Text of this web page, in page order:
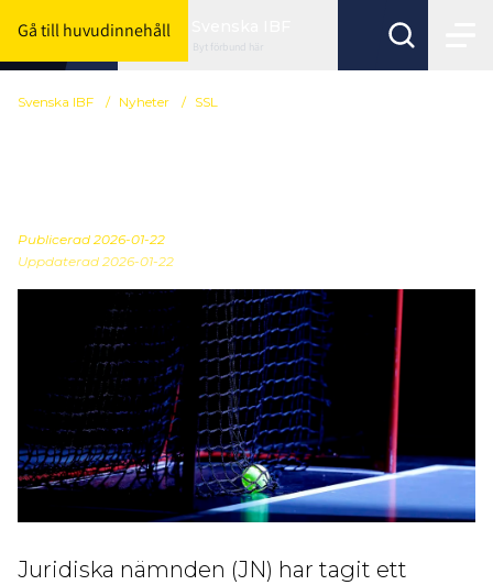
Gå till huvudinnehåll
Byt förbund här
Svenska IBF / Nyheter / SSL
Publicerad 2026-01-22
Uppdaterad 2026-01-22
Juridiska nämnden (JN) har tagit ett